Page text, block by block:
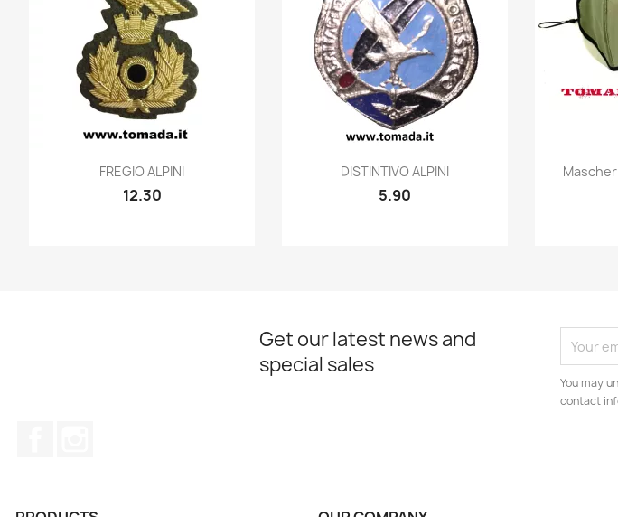
Quick view
FREGIO ALPINI
12.30
Quick view
DISTINTIVO ALPINI
5.90
Get our latest news and
special sales
You may
contact